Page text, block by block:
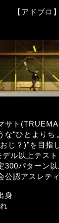
【アドブロ】
サト
な"ひとよりち
じ？)"を目指
デル以上テスト
300パターン以
公認アスレテ
身